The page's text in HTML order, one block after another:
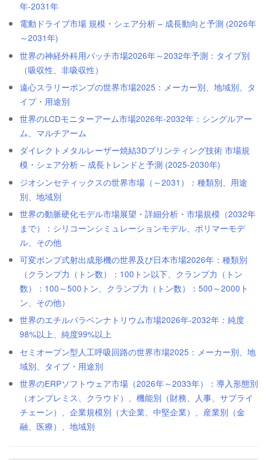
年-2031年
電動ドライブ市場 規模・シェア分析 – 成長動向と予測 (2026年
～2031年)
世界の神経外科用パッチ市場2026年～2032年予測：タイプ別
（吸収性、非吸収性）
遠心スラリーポンプの世界市場2025：メーカー別、地域別、タ
イプ・用途別
世界のLCDモニターアーム市場2026年-2032年：シングルアー
ム、マルチアーム
ダイレクトメタルレーザー焼結3Dプリンティング技術 市場規
模・シェア分析 – 成長トレンドと予測 (2025-2030年)
ジオシンセティックスの世界市場（～2031）：種類別、用途
別、地域別
世界の動脈硬化モデル市場展望・詳細分析・市場規模（2032年
まで）：シリコーンシミュレーションモデル、ポリマーモデ
ル、その他
可変ポンプ式射出成形機の世界及び日本市場2026年：種類別
（クランプ力（トン数）：100トン以下、クランプ力（トン
数）：100～500トン、クランプ力（トン数）：500～2000ト
ン、その他）
世界のエチルパラベンナトリウム市場2026年-2032年：純度
98%以上、純度99%以上
セミオープン型人工呼吸回路の世界市場2025：メーカー別、地
域別、タイプ・用途別
世界のERPソフトウェア市場（2026年～2033年）：導入形態別
（オンプレミス、クラウド）、機能別（財務、人事、サプライ
チェーン）、企業規模別（大企業、中堅企業）、産業別（金
融、医療）、地域別